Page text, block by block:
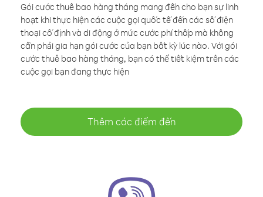
Gói cước thuê bao hàng tháng mang đến cho bạn sự linh
hoạt khi thực hiện các cuộc gọi quốc tế đến các số điện
thoại cố định và di động ở mức cước phí thấp mà không
cần phải gia hạn gói cước của bạn bất kỳ lúc nào. Với gói
cước thuê bao hàng tháng, bạn có thể tiết kiệm trên các
cuộc gọi bạn đang thực hiện
Thêm các điểm đến